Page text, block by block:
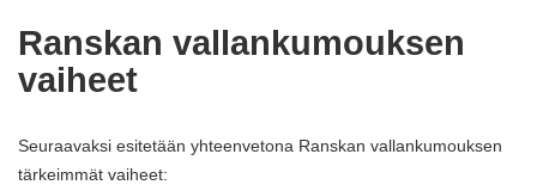
Ranskan vallankumouksen
vaiheet
Seuraavaksi esitetään yhteenvetona Ranskan vallankumouksen
tärkeimmät vaiheet: